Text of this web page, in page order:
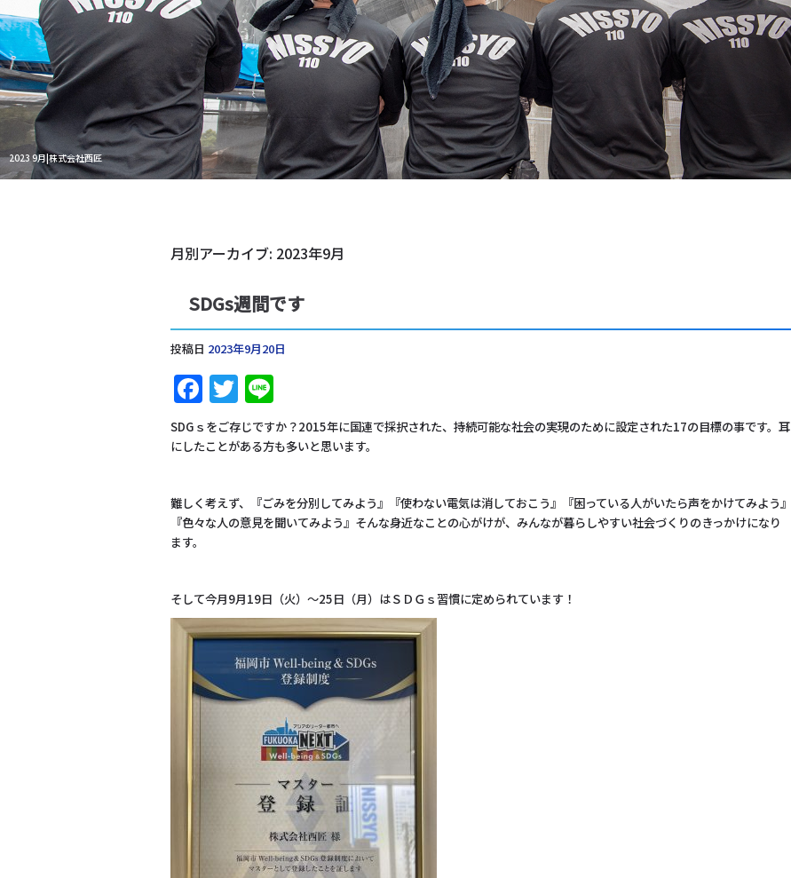
2023 9月|株式会社西匠
月別アーカイブ: 2023年9月
SDGs週間です
投稿日 2023年9月20日
Facebook
Twitter
SDGｓをご存じですか？2015年に国連で採択された、持続可能な社会の実現のために設定された17の目標の事です。耳
にしたことがある方も多いと思います。
難しく考えず、『ごみを分別してみよう』『使わない電気は消しておこう』
『困っている人がいたら声をかけてみよう』
『色々な人の意見を聞いてみよう』そんな身近なことの心がけが、みんなが暮らしやすい社会づくりのきっかけになり
ます。
そして今月9月19日（火）～25日（月）はＳＤＧｓ習慣に定められています！